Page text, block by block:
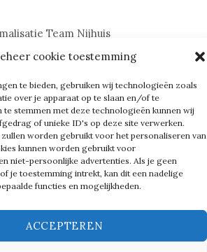
cookie toestemming
te bieden, gebruiken wij technologieën zoals
over je apparaat op te slaan en/of te
te stemmen met deze technologieën kunnen wij
of unieke ID's op deze site verwerken.
worden gebruikt voor het personaliseren van
kunnen worden gebruikt voor
niet-persoonlijke advertenties. Als je geen
je toestemming intrekt, kan dit een nadelige
functies en mogelijkheden.
ACCEPTEREN
Team Nijhuis